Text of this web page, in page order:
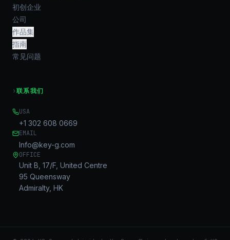
初创企业
公司
作品集
指南
常见问题
›联系我们
USA
+1 302 608 0669
EMAIL
Info@key-g.com
OFFICE
Unit B, 17/F, United Centre
95 Queensway
Admiralty, HK